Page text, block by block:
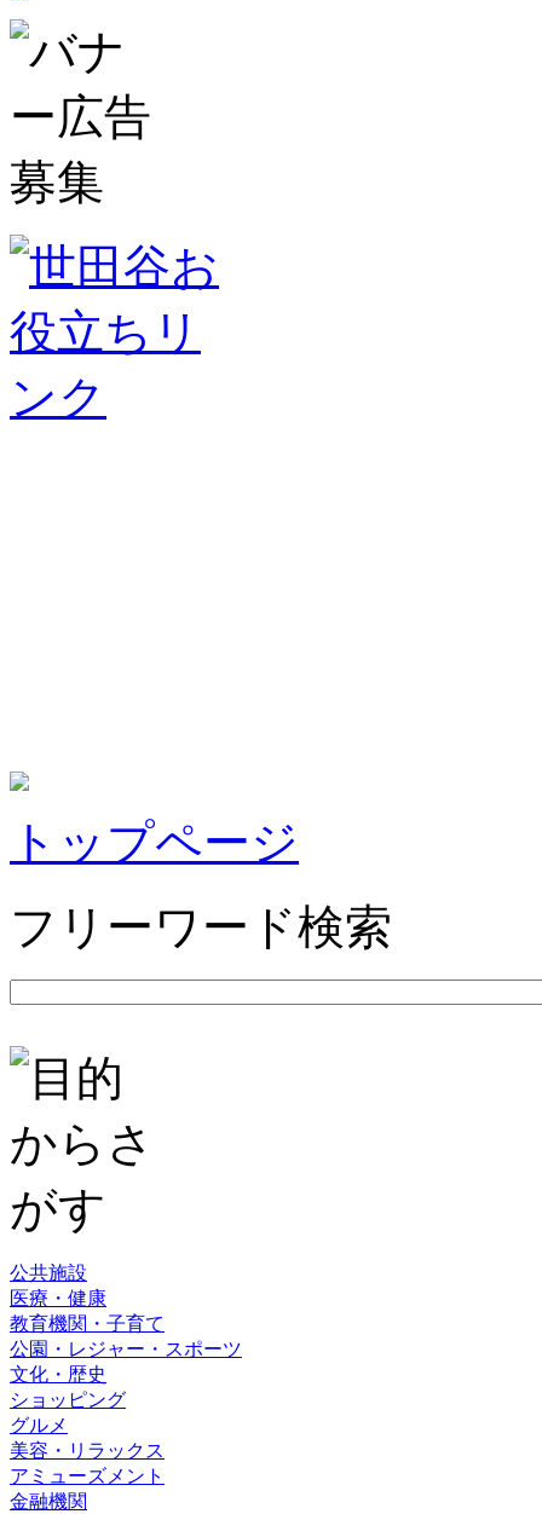
トップページ
フリーワード検索
公共施設
医療・健康
教育機関・子育て
公園・レジャー・スポーツ
文化・歴史
ショッピング
グルメ
美容・リラックス
アミューズメント
金融機関